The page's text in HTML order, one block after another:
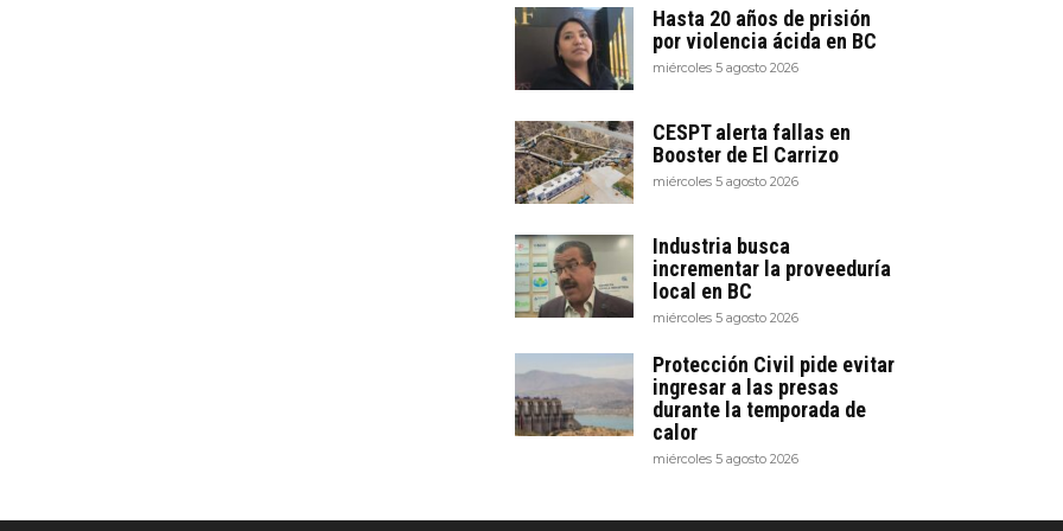
Hasta 20 años de prisión
por violencia ácida en BC
miércoles 5 agosto 2026
CESPT alerta fallas en
Booster de El Carrizo
miércoles 5 agosto 2026
Industria busca
incrementar la proveeduría
local en BC
miércoles 5 agosto 2026
Protección Civil pide evitar
ingresar a las presas
durante la temporada de
calor
miércoles 5 agosto 2026